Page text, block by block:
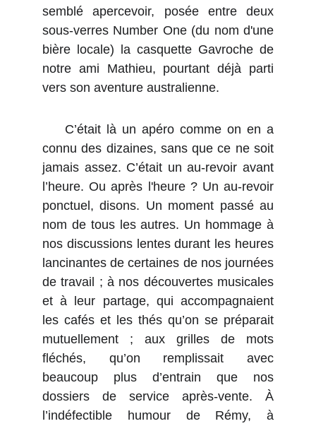
semblé apercevoir, posée entre deux
sous-verres Number One (du nom d'une
bière locale) la casquette Gavroche de
notre ami Mathieu, pourtant déjà parti
vers son aventure australienne.
C’était là un apéro comme on en a
connu des dizaines, sans que ce ne soit
jamais assez. C’était un au-revoir avant
l’heure. Ou après l'heure ? Un au-revoir
ponctuel, disons. Un moment passé au
nom de tous les autres. Un hommage à
nos discussions lentes durant les heures
lancinantes de certaines de nos journées
de travail ; à nos découvertes musicales
et à leur partage, qui accompagnaient
les cafés et les thés qu’on se préparait
mutuellement ; aux grilles de mots
fléchés, qu’on remplissait avec
beaucoup plus d’entrain que nos
dossiers de service après-vente. À
l’indéfectible humour de Rémy, à